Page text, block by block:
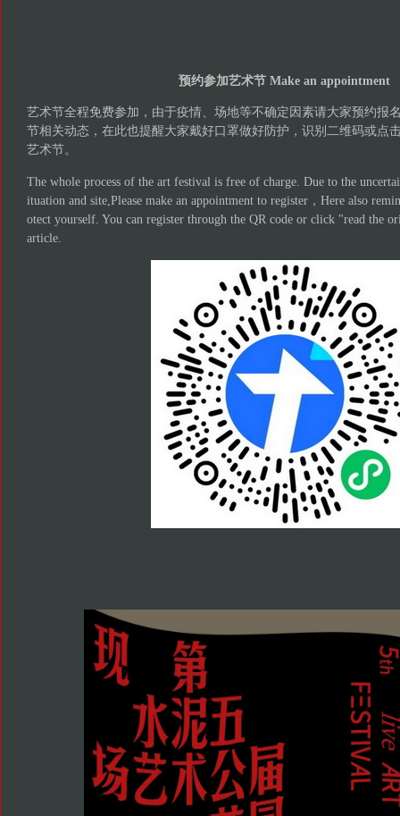
预约参加艺术节 Make an appointment
艺术节全程免费参加，由于疫情、场地等不确定因素请大家预约报
节相关动态，在此也提醒大家戴好口罩做好防护，识别二维码或点
艺术节。
The whole process of the art festival is free of charge. Due to the
ituation and site,Please make an appointment to register，Here also
otect yourself. You can register through the QR code or click "read the
article.